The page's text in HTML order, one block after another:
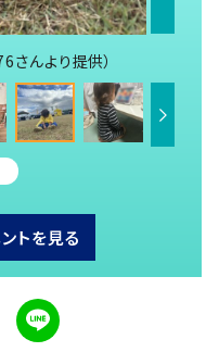
んより提供）
トを見る